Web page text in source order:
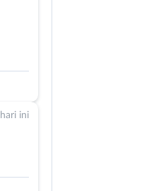
hari ini